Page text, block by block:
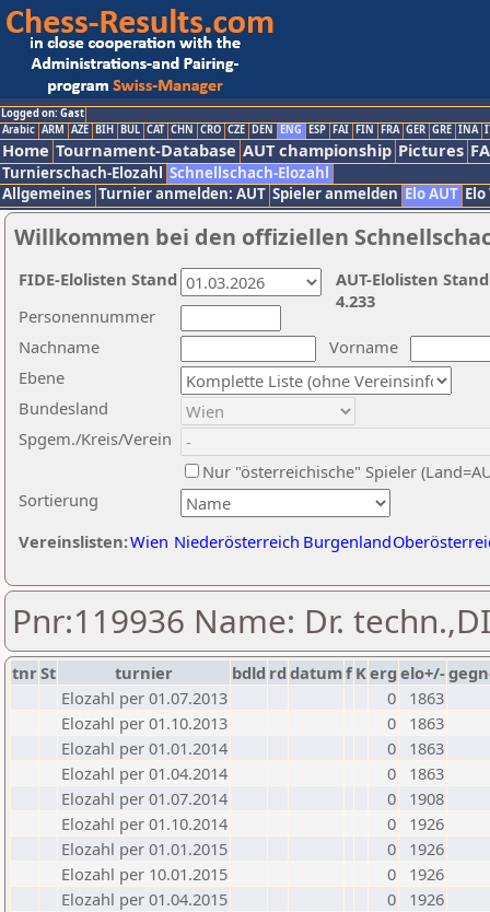
Logged on: Gast
Arabic ARM AZE BIH BUL CAT CHN CRO CZE DEN ENG ESP FAI FIN FRA GER GRE INA
Home Tournament-Database AUT championship Pictures
Turnierschach-Elozahl Schnellschach-Elozahl
Allgemeines Turnier anmelden: AUT Spieler anmelden Elo AUT
Willkommen bei den offiziellen
Nachname
Vorname
Ebene
Sortierung
Personennummer
Bundesland
Spgem./Kreis/Verein
Nur "österreichische" Spieler
Vereinslisten:Wien Niederösterreich Burgenland
AUT-Elolisten
4.233
FIDE-Elolisten Stand
Pnr:119936 Name: Dr.
tnrSt turnier bdld rd datumf Kerg elo+/-
Elozahl per 01.07.2013
0
1863
Elozahl per 01.10.2013
0
1863
Elozahl per 01.01.2014
0
1863
Elozahl per 01.04.2014
0
1863
Elozahl per 01.07.2014
0
1908
Elozahl per 01.10.2014
0
1926
Elozahl per 01.01.2015
0
1926
Elozahl per 10.01.2015
0
1926
Elozahl per 01.04.2015
0
1926